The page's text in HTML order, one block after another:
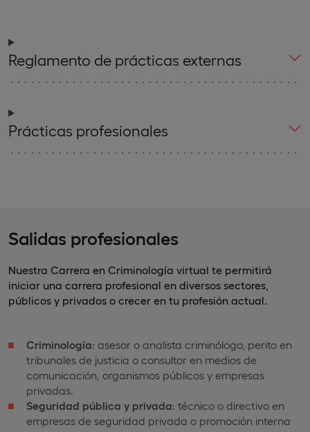
Reglamento de prácticas externas
Prácticas profesionales
Salidas profesionales
Nuestra Carrera en Criminología virtual te permitirá
iniciar una carrera profesional en diversos sectores,
públicos y privados o crecer en tu profesión actual.
Criminología: asesor o analista criminólogo, perito en
tribunales de justicia o consultor en medios de
comunicación, organismos públicos y empresas
privadas.
Seguridad pública y privada: técnico o directivo en
empresas de seguridad privada o promoción interna